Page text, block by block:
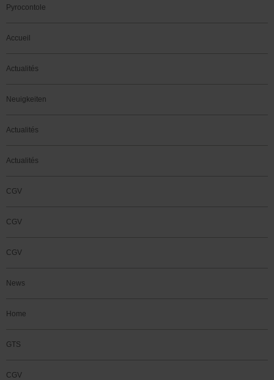
Pyrocontole
Accueil
Actualités
Neuigkeiten
Actualités
Actualités
CGV
CGV
CGV
News
Home
GTS
CGV